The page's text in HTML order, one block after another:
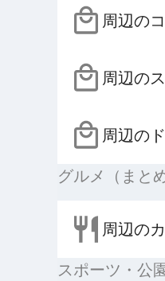
周辺の
周辺の
周辺の
グルメ（まと
周辺の
スポーツ・公